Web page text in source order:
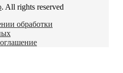
. All rights reserved
обработки